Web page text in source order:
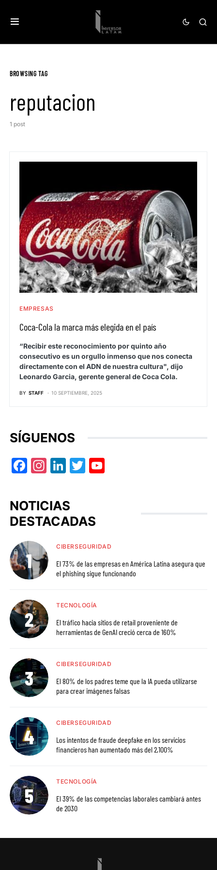
BROWSING TAG
reputacion
1 post
EMPRESAS
Coca-Cola la marca más elegida en el país
“Recibir este reconocimiento por quinto año
consecutivo es un orgullo inmenso que nos conecta
directamente con el ADN de nuestra cultura", dijo
Leonardo Garcia, gerente general de Coca Cola.
BY STAFF 10 SEPTIEMBRE, 2025
SÍGUENOS
Facebook
Instagram
LinkedIn
Twitter
NOTICIAS
DESTACADAS
CIBERSEGURIDAD
El 73% de las empresas en América Latina asegura que
el phishing sigue funcionando
TECNOLOGÍA
El tráfico hacia sitios de retail proveniente de
herramientas de GenAI creció cerca de 160%
CIBERSEGURIDAD
El 80% de los padres teme que la IA pueda utilizarse
para crear imágenes falsas
CIBERSEGURIDAD
Los intentos de fraude deepfake en los servicios
financieros han aumentado más del 2,100%
TECNOLOGÍA
El 39% de las competencias laborales cambiará antes
de 2030